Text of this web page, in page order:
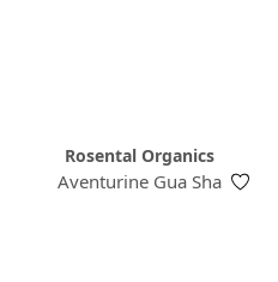
Rosental Organics
Aventurine Gua Sha